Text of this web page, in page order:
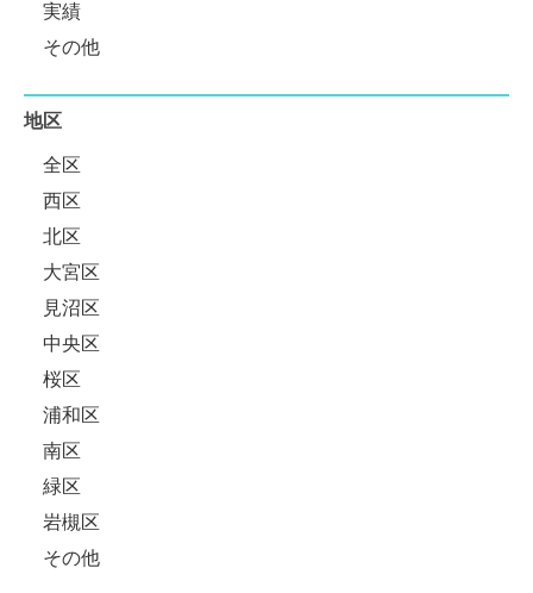
実績
その他
地区
全区
西区
北区
大宮区
見沼区
中央区
桜区
浦和区
南区
緑区
岩槻区
その他